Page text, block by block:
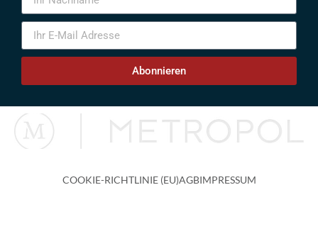
Abonnieren
COOKIE-RICHTLINIE (EU)AGBIMPRESSUM